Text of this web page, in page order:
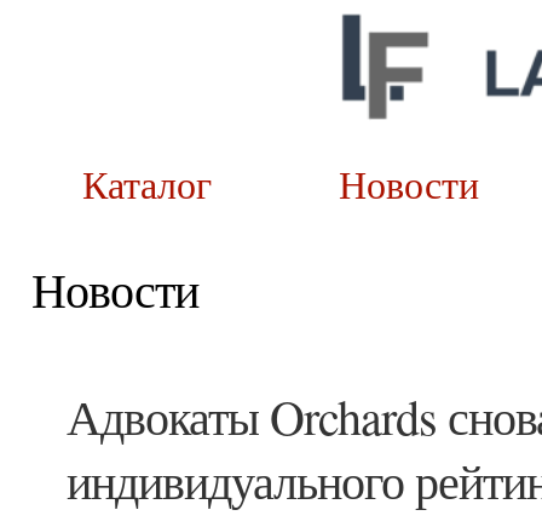
Каталог
Новости
Адвокаты Orchards
индивидуального